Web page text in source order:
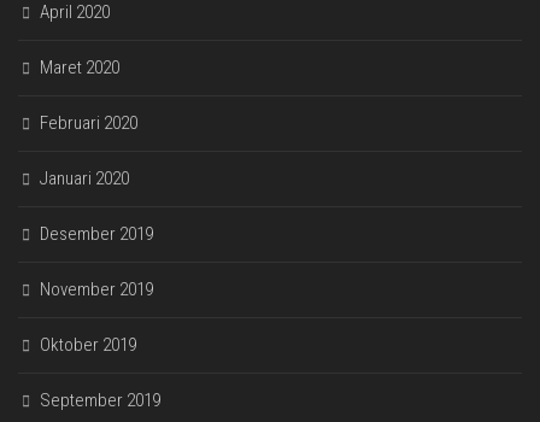
April 2020
Maret 2020
Februari 2020
Januari 2020
Desember 2019
November 2019
Oktober 2019
September 2019